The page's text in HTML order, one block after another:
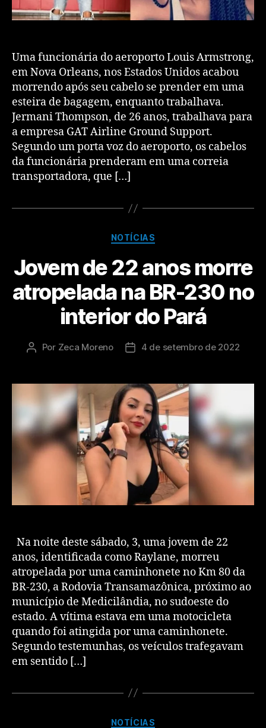
Uma funcionária do aeroporto Louis Armstrong,
em Nova Orleans, nos Estados Unidos acabou
morrendo após seu cabelo se prender em uma
esteira de bagagem, enquanto trabalhava.
Jermani Thompson, de 26 anos, trabalhava para
a empresa GAT Airline Ground Support.
Segundo um porta voz do aeroporto, os cabelos
da funcionária prenderam em uma correia
transportadora, que […]
NOTÍCIAS
Jovem de 22 anos morre
atropelada na BR-230 no
interior do Pará
Por Zeca Moreno 4 de setembro de 2022
Na noite deste sábado, 3, uma jovem de 22
anos, identificada como Raylane, morreu
atropelada por uma caminhonete no Km 80 da
BR-230, a Rodovia Transamazônica, próximo ao
município de Medicilândia, no sudoeste do
estado. A vítima estava em uma motocicleta
quando foi atingida por uma caminhonete.
Segundo testemunhas, os veículos trafegavam
em sentido […]
NOTÍCIAS